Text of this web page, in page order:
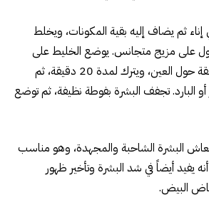
إناء ثم يضاف إليه بقية المكونات، ويخلط
على مزيج متجانس. يوضع الخليط على
بشرة نظيفة ماعدا المنطقة حول العين، ويترك لمدة 20 دقيقة، ثم
أو البارد. تجفف البشرة بفوطة نظيفة، ثم توضع
لإنعاش البشرة الشاحبة والمجهدة، وهو مناسب
يفيد أيضاً في شد البشرة وتأخير ظهور
البيض.